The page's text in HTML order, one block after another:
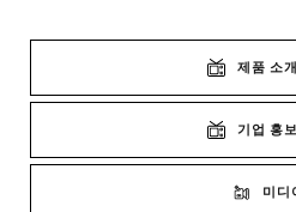
제품 소
기업 홍
미디